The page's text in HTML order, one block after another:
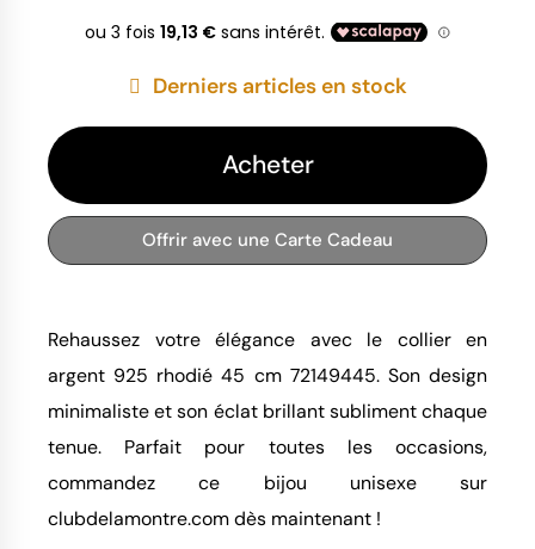
Derniers articles en stock
Acheter
Offrir avec une Carte Cadeau
Rehaussez votre élégance avec le collier en
argent 925 rhodié 45 cm 72149445. Son design
minimaliste et son éclat brillant subliment chaque
tenue. Parfait pour toutes les occasions,
commandez ce bijou unisexe sur
clubdelamontre.com dès maintenant !